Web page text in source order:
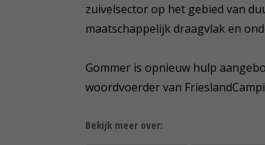
zuivelsector op het gebied van
maatschappelijk draagvlak en
Gommer is opnieuw hulp
woordvoerder van
Bekijk meer over: